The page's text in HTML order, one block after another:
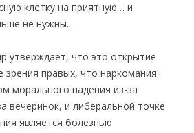
клетку на приятную… и
не нужны.
утверждает, что это открытие
зрения правых, что наркомания
морального падения из-за
вечеринок, и либеральной точке
является болезнью